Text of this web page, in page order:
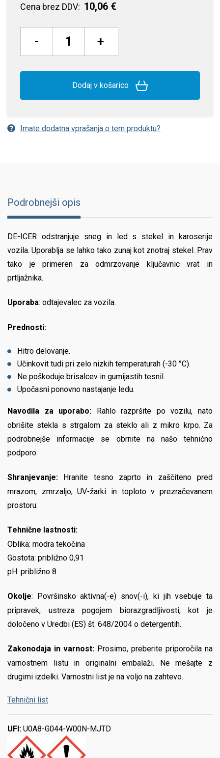
Cena brez DDV: 10,06 €
- +
Dodaj v košarico
Imate dodatna vprašanja o tem produktu?
Podrobnejši opis
DE-ICER odstranjuje sneg in led s stekel in karoserije
vozila. Uporablja se lahko tako zunaj kot znotraj stekel. Prav
tako je primeren za odmrzovanje ključavnic vrat in
prtljažnika.
Uporaba: odtajevalec za vozila.
Prednosti:
Hitro delovanje.
Učinkovit tudi pri zelo nizkih temperaturah (-30 °C).
Ne poškoduje brisalcev in gumijastih tesnil.
Upočasni ponovno nastajanje ledu.
Navodila za uporabo: Rahlo razpršite po vozilu, nato
obrišite stekla s strgalom za steklo ali z mikro krpo. Za
podrobnejše informacije se obrnite na našo tehnično
podporo.
Shranjevanje: Hranite tesno zaprto in zaščiteno pred
mrazom, zmrzaljo, UV-žarki in toploto v prezračevanem
prostoru.
Tehnične lastnosti:
Oblika: modra tekočina
Gostota: približno 0,91
pH: približno 8
Okolje: Površinsko aktivna(-e) snov(-i), ki jih vsebuje ta
pripravek, ustreza pogojem biorazgradljivosti, kot je
določeno v Uredbi (ES) št. 648/2004 o detergentih.
Zakonodaja in varnost: Prosimo, preberite priporočila na
varnostnem listu in originalni embalaži. Ne mešajte z
drugimi izdelki. Varnostni list je na voljo na zahtevo.
Tehnični list
UFI: U0A8-G044-W00N-MJTD